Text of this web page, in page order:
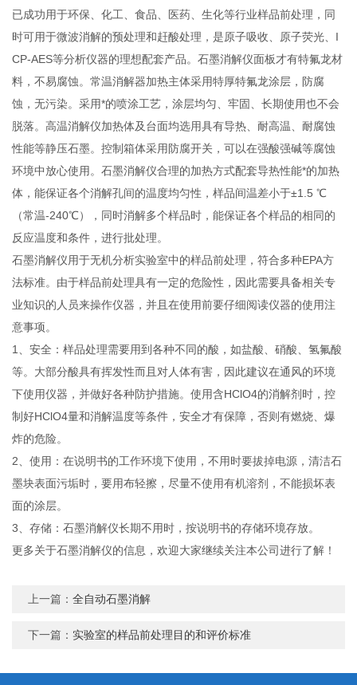
已成功用于环保、化工、食品、医药、生化等行业样品前处理，同
时可用于微波消解的预处理和赶酸处理，是原子吸收、原子荧光、I
CP-AES等分析仪器的理想配套产品。石墨消解仪面板才有特氟龙材
料，不易腐蚀。常温消解器加热主体采用特厚特氟龙涂层，防腐
蚀，无污染。采用*的喷涂工艺，涂层均匀、牢固、长期使用也不会
脱落。高温消解仪加热体及台面均选用具有导热、耐高温、耐腐蚀
性能等静压石墨。控制箱体采用防腐开关，可以在强酸强碱等腐蚀
环境中放心使用。石墨消解仪合理的加热方式配套导热性能*的加热
体，能保证各个消解孔间的温度均匀性，样品间温差小于±1.5 ℃
（常温-240℃），同时消解多个样品时，能保证各个样品的相同的
反应温度和条件，进行批处理。
石墨消解仪用于无机分析实验室中的样品前处理，符合多种EPA方
法标准。由于样品前处理具有一定的危险性，因此需要具备相关专
业知识的人员来操作仪器，并且在使用前要仔细阅读仪器的使用注
意事项。
1、安全：样品处理需要用到各种不同的酸，如盐酸、硝酸、氢氟酸
等。大部分酸具有挥发性而且对人体有害，因此建议在通风的环境
下使用仪器，并做好各种防护措施。使用含HClO4的消解剂时，控
制好HClO4量和消解温度等条件，安全才有保障，否则有燃烧、爆
炸的危险。
2、使用：在说明书的工作环境下使用，不用时要拔掉电源，清洁石
墨块表面污垢时，要用布轻擦，尽量不使用有机溶剂，不能损坏表
面的涂层。
3、存储：石墨消解仪长期不用时，按说明书的存储环境存放。
更多关于石墨消解仪的信息，欢迎大家继续关注本公司进行了解！
上一篇：全自动石墨消解
下一篇： 实验室的样品前处理目的和评价标准